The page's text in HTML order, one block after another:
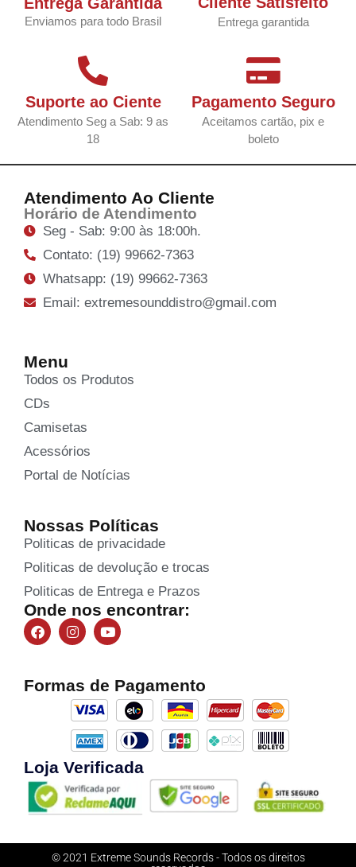
Enviamos para todo Brasil Entrega garantida
Suporte ao Ciente
Atendimento Seg a Sab: 9 as
18
Pagamento Seguro
Aceitamos cartão, pix e
boleto
Atendimento Ao Cliente
Horário de Atendimento
Seg - Sab: 9:00 às 18:00h.
Contato: (19) 99662-7363
Whatsapp: (19) 99662-7363
Email: extremesounddistro@gmail.com
Menu
Todos os Produtos
CDs
Camisetas
Acessórios
Portal de Notícias
Nossas Políticas
Politicas de privacidade
Politicas de devolução e trocas
Politicas de Entrega e Prazos
Onde nos encontrar:
Formas de Pagamento
Loja Verificada
© 2021 Extreme Sounds Records - Todos os direitos